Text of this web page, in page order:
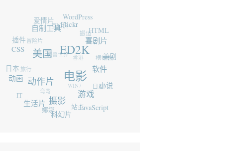
电影
ED2K
美国
动作片
摄影 游戏
软件
喜剧片
Flickr
自制工具
CSS
动画
生活片
科幻片 JavaScript
小说
美剧
HTML
WordPress
爱情片
插件
娜娜 站点
日剧
横幅图
搬运
豆知识
弯弯 WIN7
香港
魔兽世界